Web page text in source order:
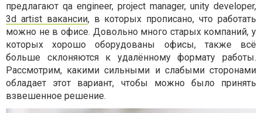
предлагают qa engineer, project manager, unity developer,
3d artist вакансии, в которых прописано, что работать
можно не в офисе. Довольно много старых компаний, у
которых хорошо оборудованы офисы, также всё
больше склоняются к удалённому формату работы.
Рассмотрим, какими сильными и слабыми сторонами
обладает этот вариант, чтобы можно было принять
взвешенное решение.